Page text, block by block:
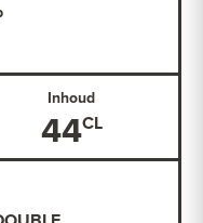
Inhoud
44